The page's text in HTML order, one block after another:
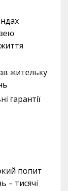
жительку
гарантії
попит
– тисячі